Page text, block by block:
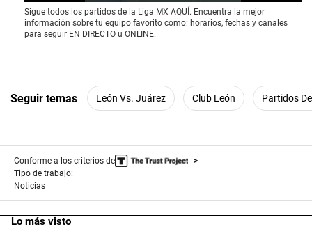
0
o
f
1
6
o
n
Sigue todos los partidos de la Liga MX AQUÍ. Encuentra la mejor
información sobre tu equipo favorito como: horarios, fechas y canales
para seguir EN DIRECTO u ONLINE.
Seguir temas León Vs. Juárez Club León Partidos
Conforme a los criterios de
Tipo de trabajo:
Noticias
Lo más visto